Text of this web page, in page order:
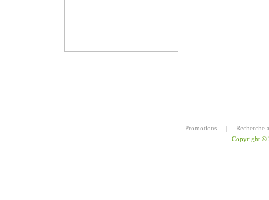
Promotions |
Recherche
Copyright ©